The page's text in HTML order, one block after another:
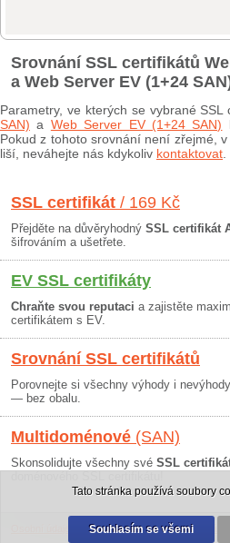
Srovnání SSL certifikátů
a Web Server EV (1+24
Parametry, ve kterých se vybrané
SAN) a Web Server EV (1+24 SAN)
Pokud z tohoto srovnání není zřejmé,
liší, neváhejte nás kdykoliv kontaktovat
SSL certifikát / 169 Kč
Přejděte na důvěryhodný SSL certifikát
šifrováním a ušetřete.
EV SSL certifikáty
Chraňte svou reputaci a zajistěte
certifikátem s EV.
Srovnání SSL certifikátů
Porovnejte si všechny výhody i
— bez obalu.
Multidoménové (SAN)
Skonsolidujte všechny své SSL
Obchodní podmínky|30 dní
Tato stránka používá soubory
Souhlasím se všemi